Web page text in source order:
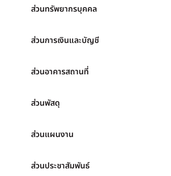
ส่วนทรัพยากรบุคคล
ส่วนการเงินและบัญชี
ส่วนอาคารสถานที่
ส่วนพัสดุ
ส่วนแผนงาน
ส่วนประชาสัมพันธ์